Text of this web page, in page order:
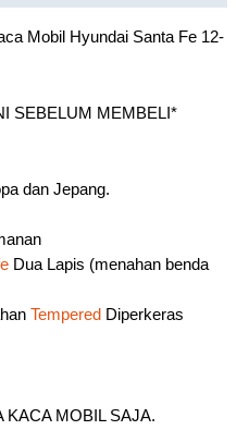
Mobil Hyundai Santa Fe 12-
SEBELUM MEMBELI*
dan Jepang.
Dua Lapis (menahan benda
Tempered Diperkeras
KACA MOBIL SAJA.